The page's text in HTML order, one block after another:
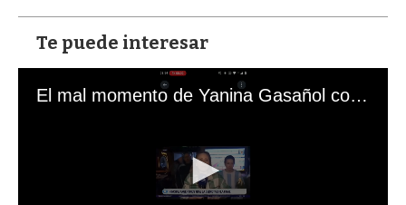
Te puede interesar
El mal momento de Yanina Gasañol con un hincha argentino en "Subrayado"